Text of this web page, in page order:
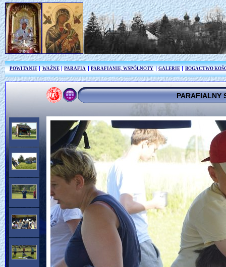
POWITANIE WAŻNE PARAFIA PARAFIANIE, WSPÓLNOTY GALERIE BOGACTWO
PARAFIALNY